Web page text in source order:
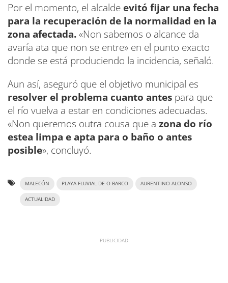
Por el momento, el alcalde evitó fijar una fecha
para la recuperación de la normalidad en la
zona afectada.«Non sabemos o alcance da
avaría ata que non se entre» en el punto exacto
donde se está produciendo la incidencia, señaló.
Aun así, aseguró que el objetivo municipal es
resolver el problema cuanto antes para que
el río vuelva a estar en condiciones adecuadas.
«Non queremos outra cousa que a zona do río
estea limpa e apta para o baño o antes
posible», concluyó.
MALECÓN PLAYA FLUVIAL DE O BARCO AURENTINO ALONSO
ACTUALIDAD